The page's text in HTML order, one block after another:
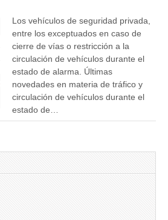
Los vehículos de seguridad privada,
entre los exceptuados en caso de
cierre de vías o restricción a la
circulación de vehículos durante el
estado de alarma. Últimas
novedades en materia de tráfico y
circulación de vehículos durante el
estado de…